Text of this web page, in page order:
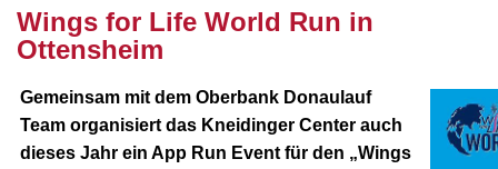
Wings for Life World Run in
Ottensheim
Gemeinsam mit dem Oberbank Donaulauf
Team organisiert das Kneidinger Center auch
dieses Jahr ein App Run Event für den „Wings